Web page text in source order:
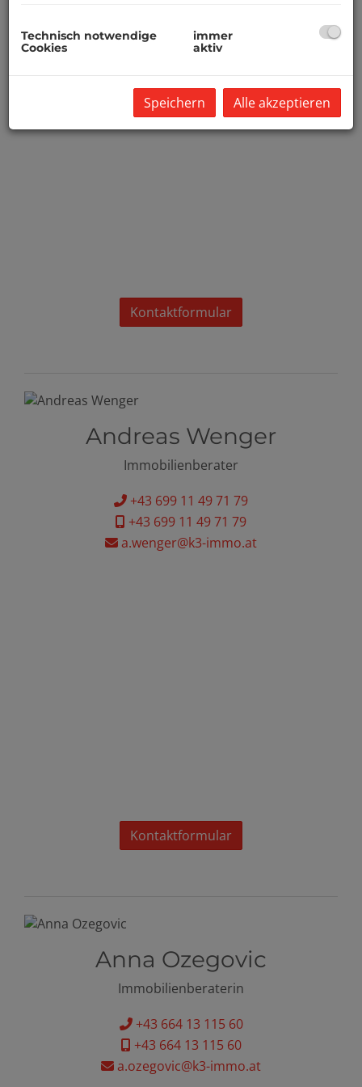
Kontaktformular
Andreas Wenger
Immobilienberater
+43 699 11 49 71 79
+43 699 11 49 71 79
a.wenger@k3-immo.at
Kontaktformular
Anna Ozegovic
Immobilienberaterin
+43 664 13 115 60
+43 664 13 115 60
a.ozegovic@k3-immo.at
Technisch notwendige
Cookies
immer
aktiv
Speichern Alle akzeptieren